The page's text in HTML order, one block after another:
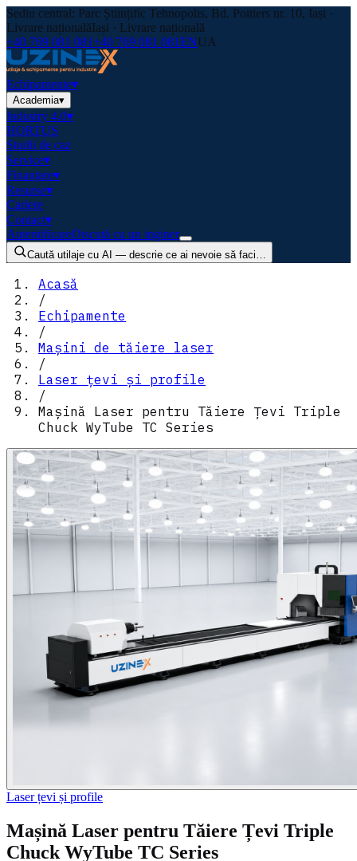
Sediu central: Parc Științific Tehnopolis, Bd. Poitiers nr. 10, Iași ·
Livrare naționalăIași · Livrare națională
+40 769 081 081+40 769 081 081ENUA
Echipamente▾
Academia▾
Industry 4.0▾
HORTUS
Studii de caz
Service▾
Finanțare▾
Resurse▾
Cariere
Contact▾
AutentificareDiscută cu un inginer
Caută utilaje cu AI — descrie ce ai nevoie să faci…
Acasă
/
Echipamente
/
Mașini de tăiere laser
/
Laser țevi și profile
/
Mașină Laser pentru Tăiere Țevi Triple
Chuck WyTube TC Series
Laser țevi și profile
Mașină Laser pentru Tăiere Țevi Triple
Chuck WyTube TC Series